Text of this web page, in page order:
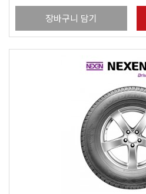
장바구니 담기